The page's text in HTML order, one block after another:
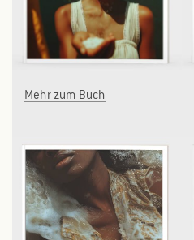
Mehr zum Buch